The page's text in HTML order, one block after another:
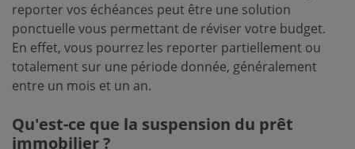
reporter vos échéances peut être une solution
ponctuelle vous permettant de réviser votre budget.
En effet, vous pourrez les reporter partiellement ou
totalement sur une période donnée, généralement
entre un mois et un an.
Qu'est-ce que la suspension du prêt
immobilier ?